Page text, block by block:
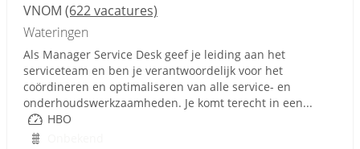
VNOM (622 vacatures)
Wateringen
Als Manager Service Desk geef je leiding aan het
serviceteam en ben je verantwoordelijk voor het
coördineren en optimaliseren van alle service- en
onderhoudswerkzaamheden. Je komt terecht in een...
HBO